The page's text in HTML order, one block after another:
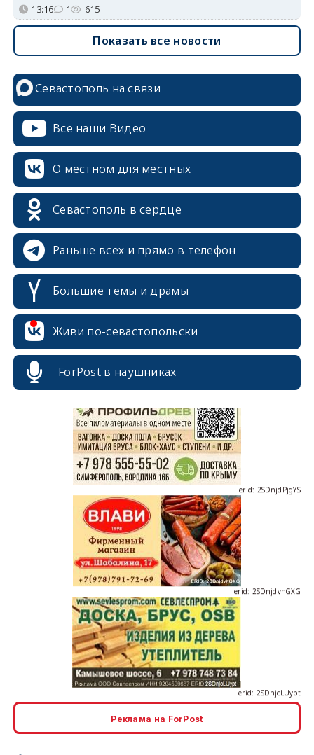
13:16 1 615
Показать все новости
Севастополь на связи
Все наши Видео
О местном для местных
Севастополь в сердце
Раньше всех и прямо в телефон
Большие темы и драмы
Живи по-севастопольски
ForPost в наушниках
erid: 2SDnjdPjgYS
erid: 2SDnjdvhGXG
Реклама на ForPost